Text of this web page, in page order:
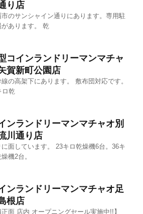
り店
市のサンシャイン通りにあります。専用駐
があります。 乾
コインランドリーマンマチャ
賀新町公園店
線の高架下にあります。 敷布団対応です。
ロ乾
ンランドリーマンマチャオ別
川通り店
に面しています。 23キロ乾燥機6台。36キ
機2台。
ンランドリーマンマチャオ足
根店
正面 店内 オープニングセール実施中!!】